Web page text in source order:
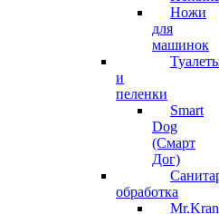
Ножи
для
машинок
и
пеленки
Smart
Dog
(Смарт
Дог)
обработка